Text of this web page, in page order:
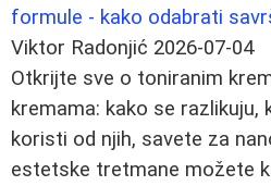
formule - kako odabrati
Viktor Radonjić 2026-07-04
Otkrijte sve o toniranim
kremama: kako se razlikuju,
koristi od njih, savete za
estetske tretmane možete